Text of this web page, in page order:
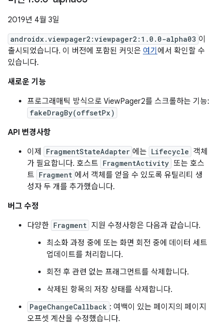
2019년 4월 3일
androidx.viewpager2:viewpager2:1.0.0-alpha03 이
출시되었습니다. 이 버전에 포함된 커밋은 여기 에서 확인할 수
있습니다.
새로운 기능
프로그래매틱 방식으로 ViewPager2를 스크롤하는 기능:
fakeDragBy(offsetPx)
API 변경사항
이제
FragmentStateAdapter 에는 Lifecycle 객체
가 필요합니다. 호스트 FragmentActivity 또는 호스
트 Fragment 에서 객체를 얻을 수 있도록 유틸리티 생
성자 두 개를 추가했습니다.
버그 수정
다양한 Fragment 지원 수정사항은 다음과 같습니다.
최소화 과정 중에 또는 화면 회전 중에 데이터 세트
업데이트를 처리합니다.
회전 후 관련 없는 프래그먼트를 삭제합니다.
삭제된 항목의 저장 상태를 삭제합니다.
PageChangeCallback : 여백이 있는 페이지의 페이지
오프셋 계산을 수정했습니다.